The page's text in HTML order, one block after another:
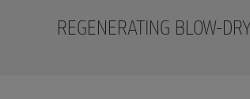
REGENERATING BLOW-